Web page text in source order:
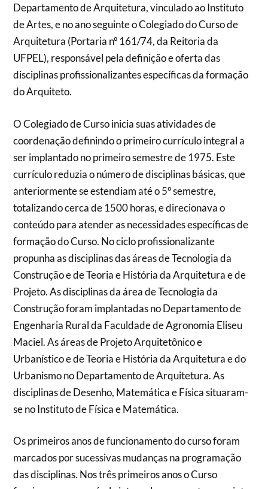
Departamento de Arquitetura, vinculado ao Instituto
de Artes, e no ano seguinte o Colegiado do Curso de
Arquitetura (Portaria nº 161/74, da Reitoria da
UFPEL), responsável pela definição e oferta das
disciplinas profissionalizantes específicas da formação
do Arquiteto.
O Colegiado de Curso inicia suas atividades de
coordenação definindo o primeiro currículo integral a
ser implantado no primeiro semestre de 1975. Este
currículo reduzia o número de disciplinas básicas, que
anteriormente se estendiam até o 5º semestre,
totalizando cerca de 1500 horas, e direcionava o
conteúdo para atender as necessidades específicas de
formação do Curso. No ciclo profissionalizante
propunha as disciplinas das áreas de Tecnologia da
Construção e de Teoria e História da Arquitetura e de
Projeto. As disciplinas da área de Tecnologia da
Construção foram implantadas no Departamento de
Engenharia Rural da Faculdade de Agronomia Eliseu
Maciel. As áreas de Projeto Arquitetônico e
Urbanístico e de Teoria e História da Arquitetura e do
Urbanismo no Departamento de Arquitetura. As
disciplinas de Desenho, Matemática e Física situaram-
se no Instituto de Física e Matemática.
Os primeiros anos de funcionamento do curso foram
marcados por sucessivas mudanças na programação
das disciplinas. Nos três primeiros anos o Curso